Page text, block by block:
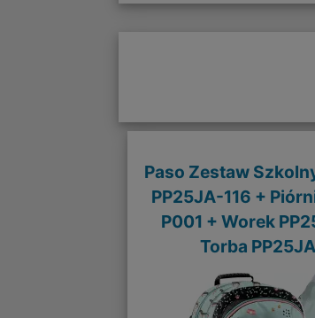
Paso Zestaw
PP25JA-116 +
P001 + Worek
Torba